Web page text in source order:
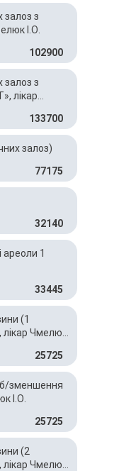
залоз з
І.О.
102900
залоз з
лікар
133700
залоз)
77175
32140
ареоли 1
33445
(1
лікар Чмелюк
25725
зменшення
І.О.
25725
(2
лікар Чмелюк